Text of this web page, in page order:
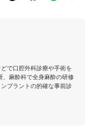
で口腔外科診療や手術を
麻酔科で全身麻酔の研修
プラントの的確な事前診